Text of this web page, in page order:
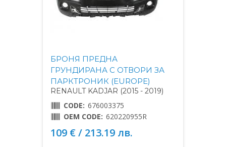
БРОНЯ ПРЕДНА
ГРУНДИРАНА С ОТВОРИ ЗА
ПАРКТРОНИК (EUROPE)
RENAULT KADJAR (2015 - 2019)
CODE: 676003375
OEM CODE: 620220955R
109 € / 213.19 лв.